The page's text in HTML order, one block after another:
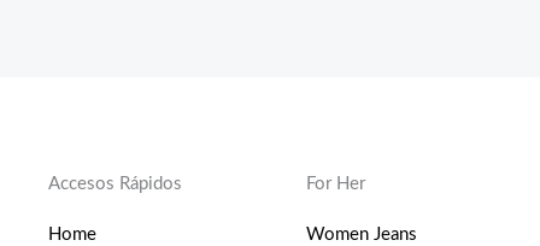
Accesos Rápidos
Home
For Her
Women Jeans